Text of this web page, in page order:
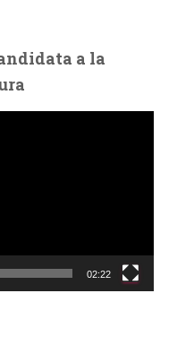
a la
02:22